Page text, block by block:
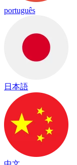
português
日本語